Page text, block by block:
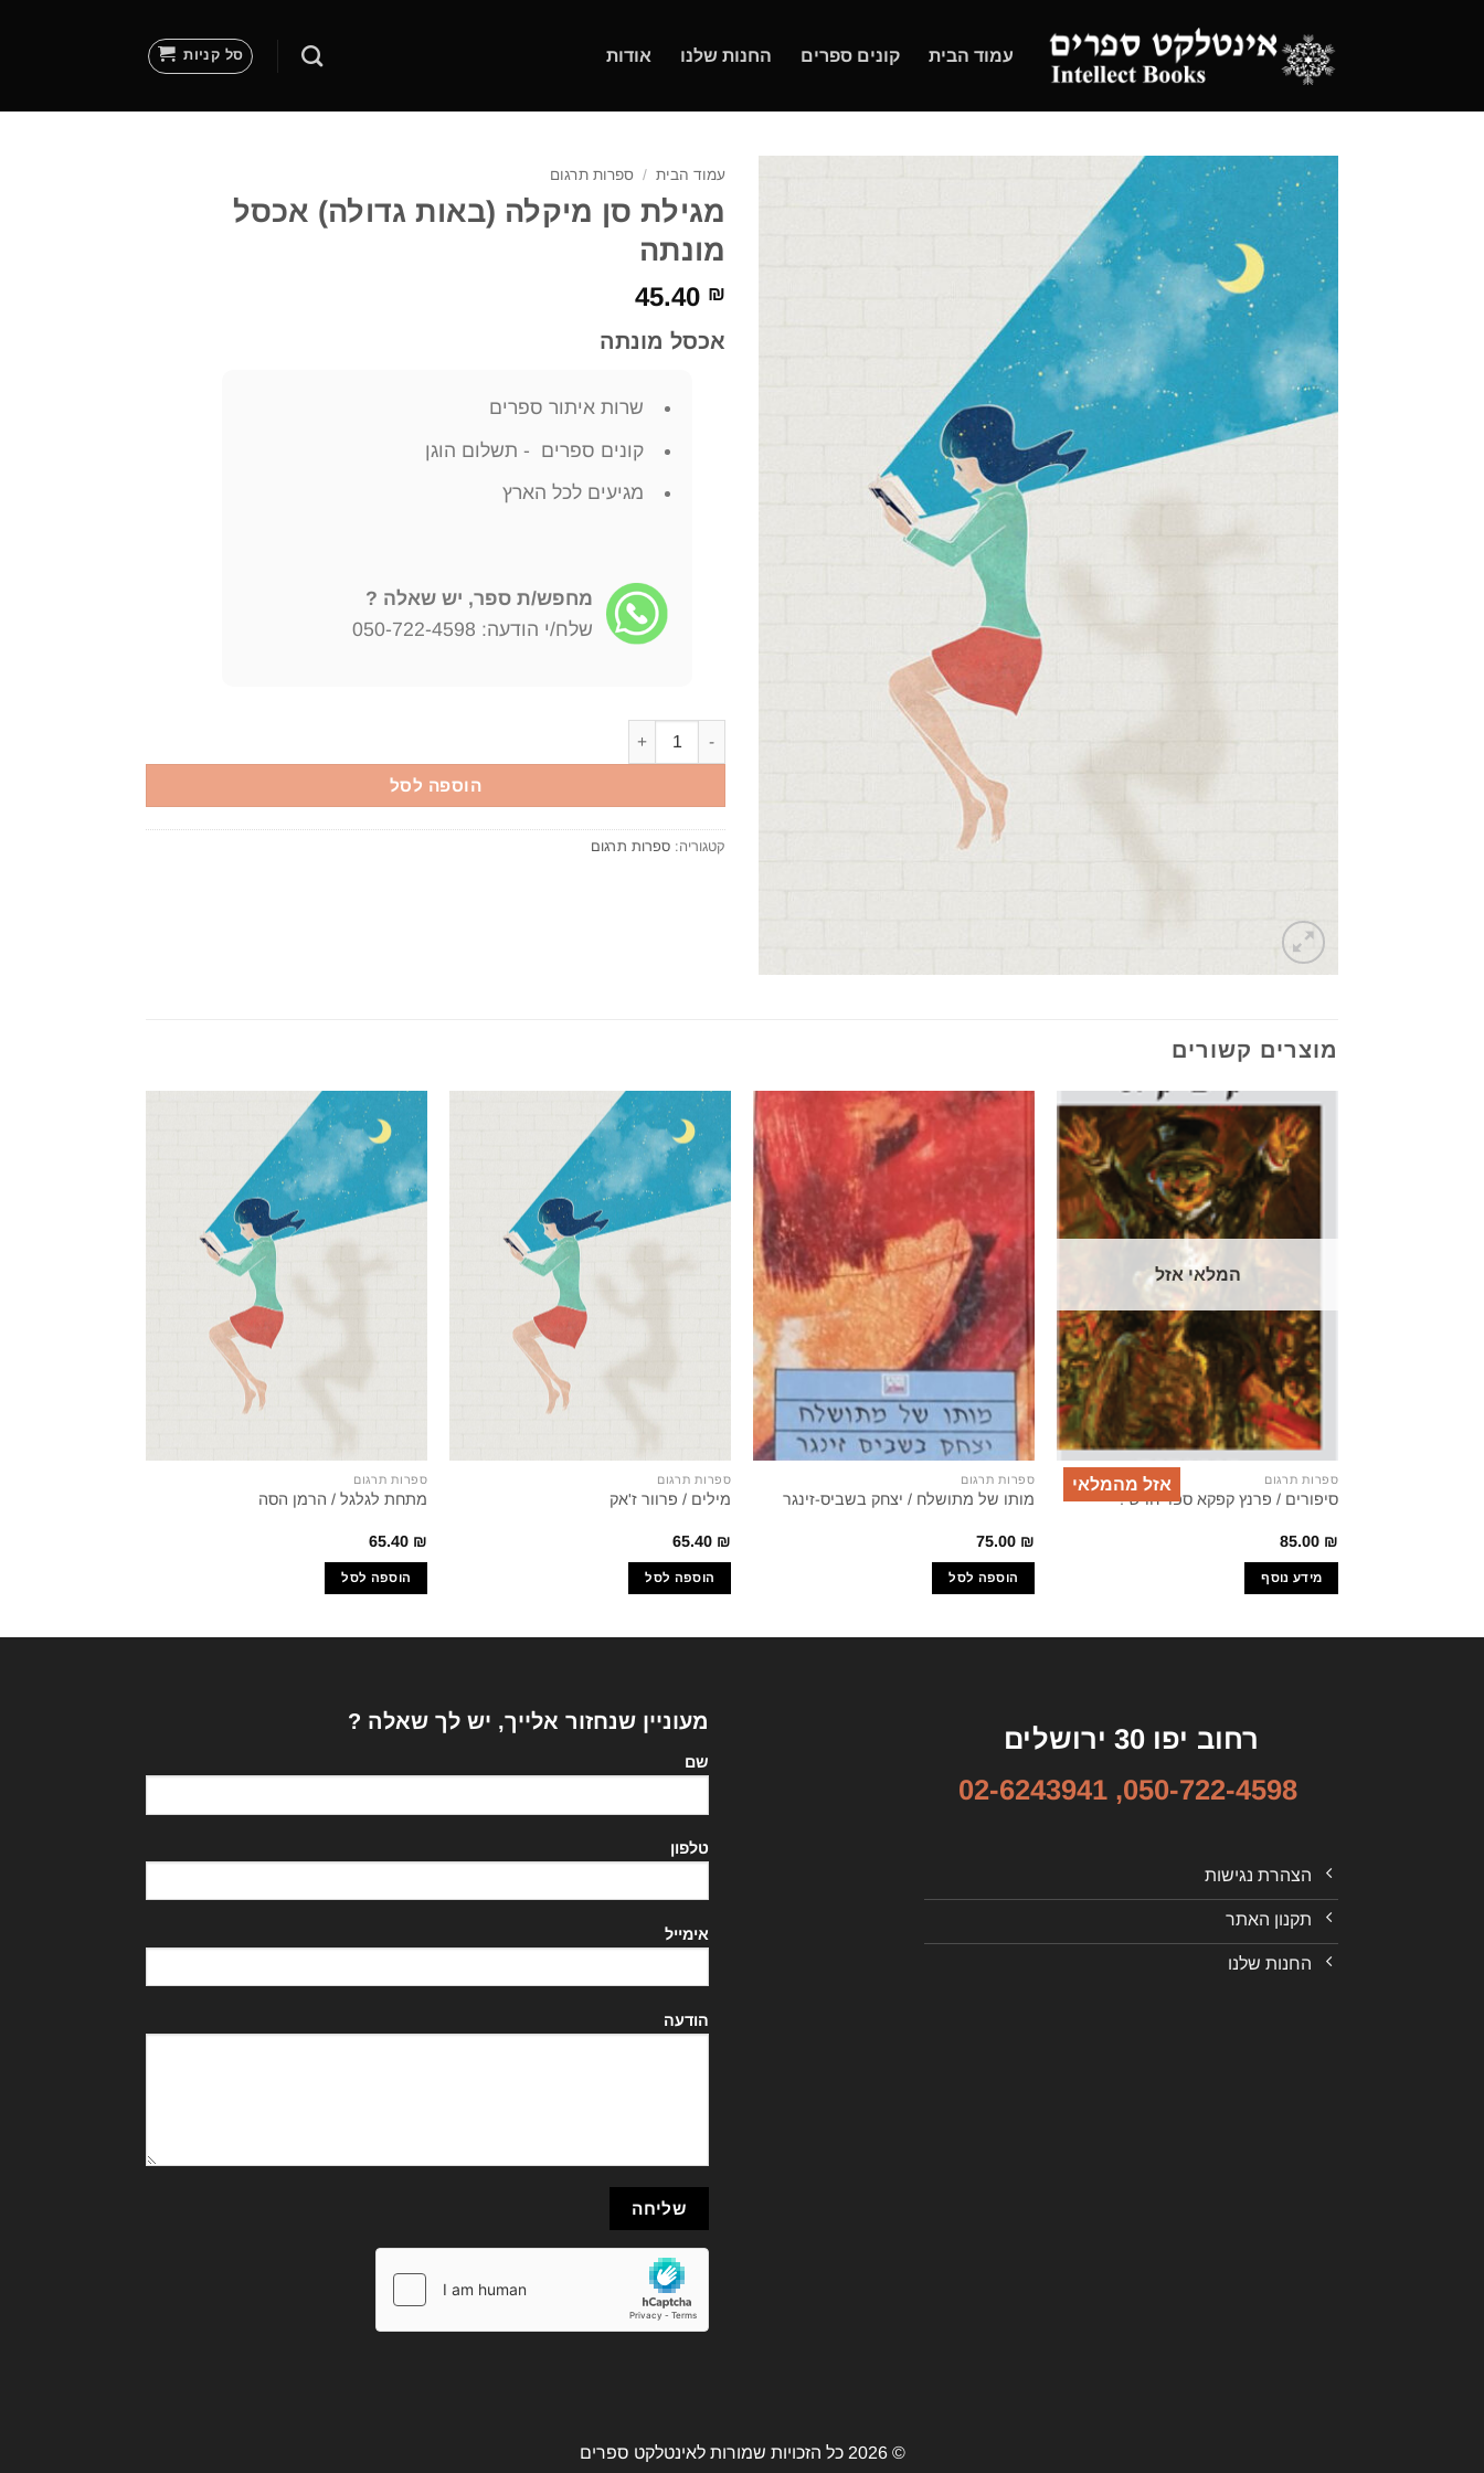
עמוד הבית קונים ספרים החנות שלנו אודות סל קניות
עמוד הבית / ספרות תרגום
מגילת סן מיקלה (באות גדולה) אכסל
מונתה
45.40 ₪
אכסל מונתה
שרות איתור ספרים
קונים ספרים - תשלום הוגן
מגיעים לכל הארץ
מחפש/ת ספר, יש שאלה ?
שלח/י הודעה: 050-722-4598
הוספה לסל
קטגוריה: ספרות תרגום
מוצרים קשורים
המלאי אזל
אזל מהמלאי ספרות תרגום
סיפורים / פרנץ קפקא ספר חדש !
85.00 ₪
מידע נוסף
ספרות תרגום
מותו של מתושלח / יצחק בשביס-זינגר
75.00 ₪
הוספה לסל
ספרות תרגום
מילים / פרוור ז'אק
65.40 ₪
הוספה לסל
ספרות תרגום
מתחת לגלגל / הרמן הסה
65.40 ₪
הוספה לסל
רחוב יפו 30 ירושלים
050-722-4598
,
02-6243941
הצהרת נגישות
תקנון האתר
החנות שלנו
מעוניין שנחזור אלייך, יש לך שאלה ?
שם
טלפון
אימייל
הודעה
© 2026 כל הזכויות שמורות לאינטלקט ספרים